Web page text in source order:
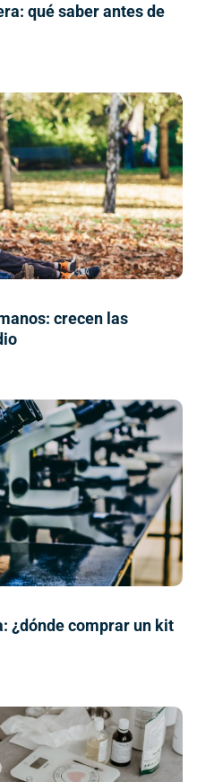
qué saber antes de
crecen las
¿dónde comprar un kit